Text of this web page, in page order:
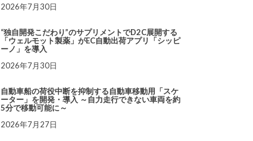
2026年7月30日
“独自開発こだわり”のサプリメントでD2C展開する
「ウェルモット製薬」がEC自動出荷アプリ「シッピ
ーノ」を導入
2026年7月30日
自動車船の荷役中断を抑制する自動車移動用「スケ
ーター」を開発・導入 ～自力走行できない車両を約
5分で移動可能に～
2026年7月27日